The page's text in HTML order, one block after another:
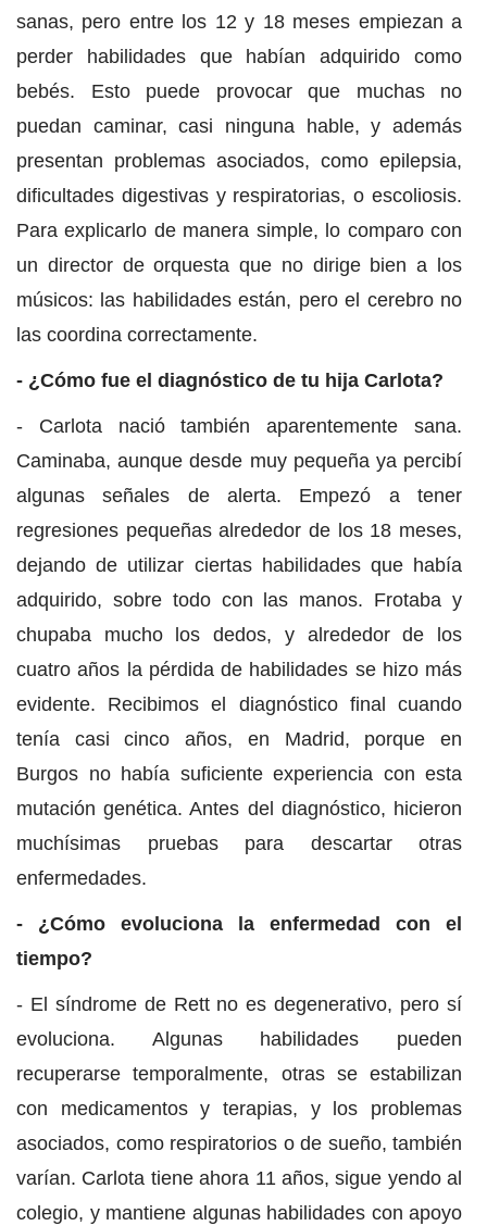
sanas, pero entre los 12 y 18 meses empiezan a
perder habilidades que habían adquirido como
bebés. Esto puede provocar que muchas no
puedan caminar, casi ninguna hable, y además
presentan problemas asociados, como epilepsia,
dificultades digestivas y respiratorias, o escoliosis.
Para explicarlo de manera simple, lo comparo con
un director de orquesta que no dirige bien a los
músicos: las habilidades están, pero el cerebro no
las coordina correctamente.
- ¿Cómo fue el diagnóstico de tu hija Carlota?
- Carlota nació también aparentemente sana.
Caminaba, aunque desde muy pequeña ya percibí
algunas señales de alerta. Empezó a tener
regresiones pequeñas alrededor de los 18 meses,
dejando de utilizar ciertas habilidades que había
adquirido, sobre todo con las manos. Frotaba y
chupaba mucho los dedos, y alrededor de los
cuatro años la pérdida de habilidades se hizo más
evidente. Recibimos el diagnóstico final cuando
tenía casi cinco años, en Madrid, porque en
Burgos no había suficiente experiencia con esta
mutación genética. Antes del diagnóstico, hicieron
muchísimas pruebas para descartar otras
enfermedades.
- ¿Cómo evoluciona la enfermedad con el
tiempo?
- El síndrome de Rett no es degenerativo, pero sí
evoluciona. Algunas habilidades pueden
recuperarse temporalmente, otras se estabilizan
con medicamentos y terapias, y los problemas
asociados, como respiratorios o de sueño, también
varían. Carlota tiene ahora 11 años, sigue yendo al
colegio, y mantiene algunas habilidades con apoyo